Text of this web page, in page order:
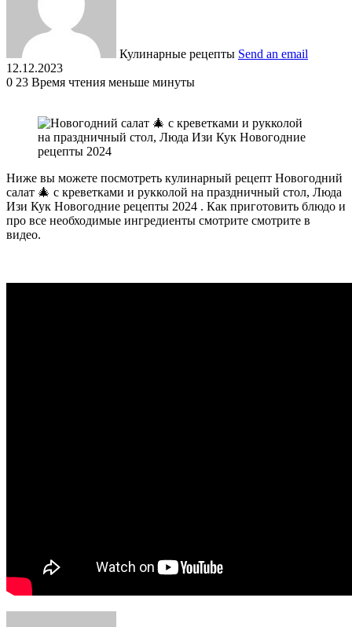
Кулинарные рецепты Send an email
12.12.2023
0 23 Время чтения меньше минуты
Ниже вы можете посмотреть кулинарный рецепт Новогодний
салат 🎄 с креветками и рукколой на праздничный стол, Люда
Изи Кук Новогодние рецепты 2024 . Как приготовить блюдо и
про все необходимые ингредиенты смотрите смотрите в
видео.